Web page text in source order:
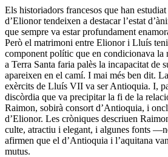
Els historiadors francesos que han
d’Elionor tendeixen a destacar l’estat
que sempre va estar profundament
Però el matrimoni entre Elionor i Lluís
component polític que en condicionava
a Terra Santa faria palès la incapacitat de
apareixen en el camí. I mai més ben dit.
exèrcits de Lluís VII va ser Antioquia. I,
discòrdia que va precipitar la fi de la
Raimon, sobirà consort d’Antioquia, i
d’Elionor. Les cròniques descriuen
culte, atractiu i elegant, i algunes fonts
afirmen que el d’Antioquia i l’aquitana
mutus.